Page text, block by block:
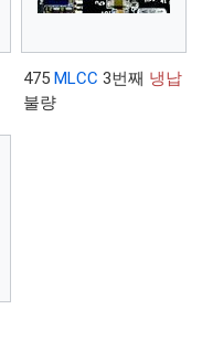
475MLCC 3번째 냉납
불량